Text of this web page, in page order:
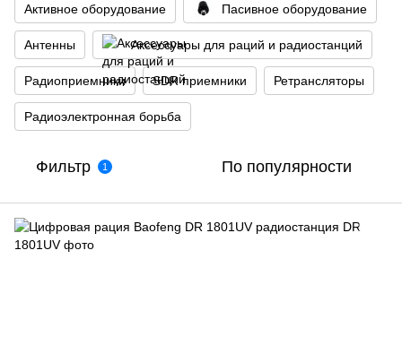
Активное оборудование Пасивное оборудование
Антенны Аксессуары для раций и радиостанций
Радиоприемники SDR приемники Ретрансляторы
Радиоэлектронная борьба
Фильтр 1 По популярности